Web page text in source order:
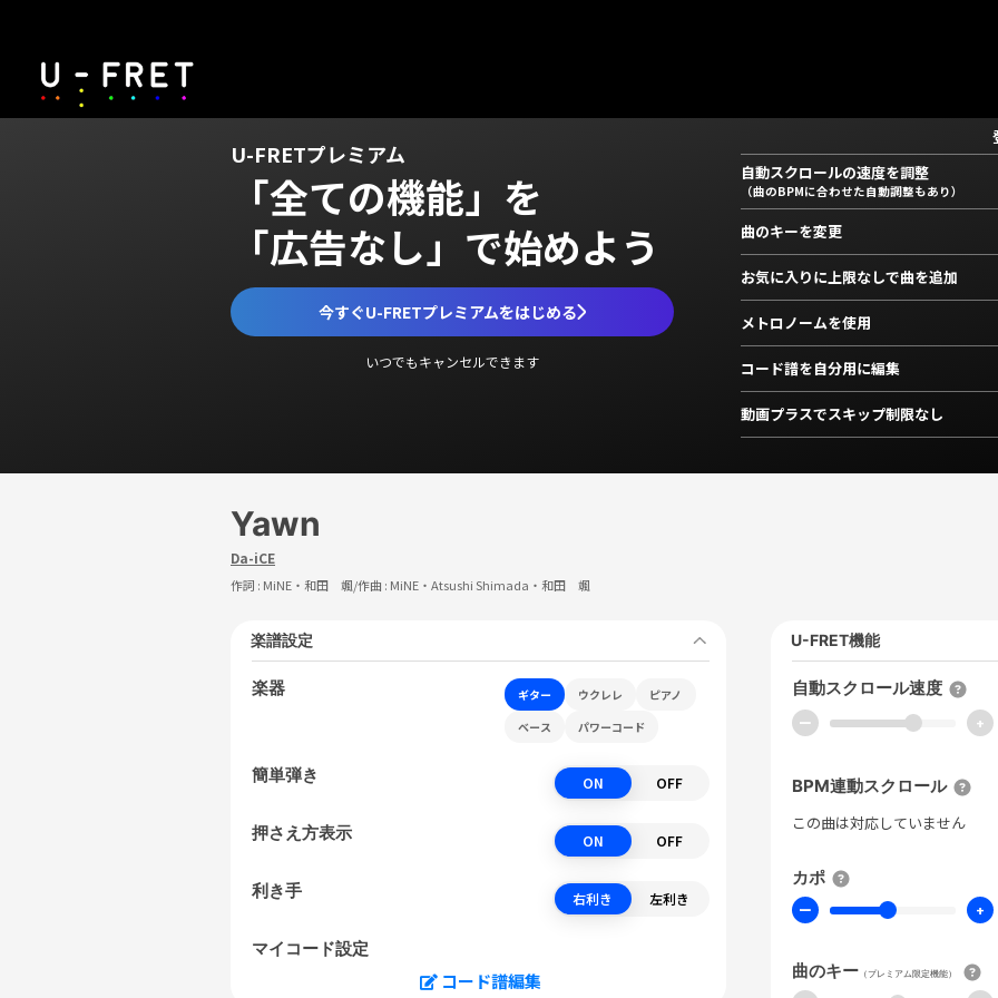
U-FRETプレミアム
「全ての機能」を
「広告なし」で始めよう
今すぐU-FRETプレミアムをはじめる
いつでもキャンセルできます
自動スクロールの速度を調整
（曲のBPMに合わせた自動調整もあり）
曲のキーを変更
お気に入りに上限なしで曲を追加
メトロノームを使用
コード譜を自分用に編集
動画プラスでスキップ制限なし
Yawn
Da-iCE
作詞 : MiNE・和田 颯/作曲 : MiNE・Atsushi Shimada・和田 颯
楽譜設定
楽器 ギター ウクレレ
ピアノ
ベース
パワーコード
簡単弾き ON OFF
押さえ方表示 ON OFF
利き手 右利き 左利き
マイコード設定
コード譜編集
U-FRET機能
自動スクロール速度
ー +
BPM連動スクロール
この曲は対応していません
カポ
ー +
曲のキー （プレミアム限定機能）